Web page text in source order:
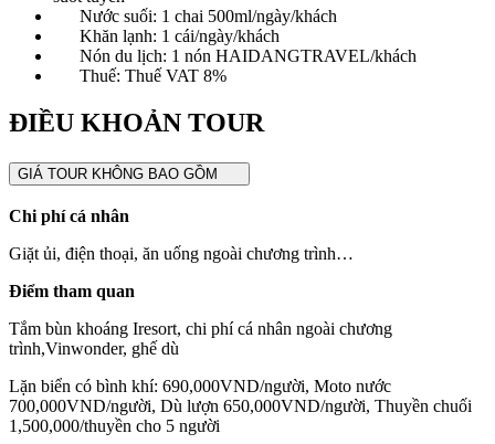
Nước suối: 1 chai 500ml/ngày/khách
Khăn lạnh: 1 cái/ngày/khách
Nón du lịch: 1 nón HAIDANGTRAVEL/khách
Thuế: Thuế VAT 8%
ĐIỀU KHOẢN TOUR
GIÁ TOUR KHÔNG BAO GỒM
Chi phí cá nhân
Giặt ủi, điện thoại, ăn uống ngoài chương trình…
Điểm tham quan
Tắm bùn khoáng Iresort, chi phí cá nhân ngoài chương
trình,Vinwonder, ghế dù
Lặn biển có bình khí: 690,000VND/người, Moto nước
700,000VND/người, Dù lượn 650,000VND/người, Thuyền chuối
1,500,000/thuyền cho 5 người